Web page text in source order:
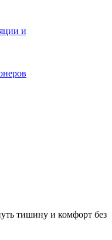
и
тишину и комфорт без